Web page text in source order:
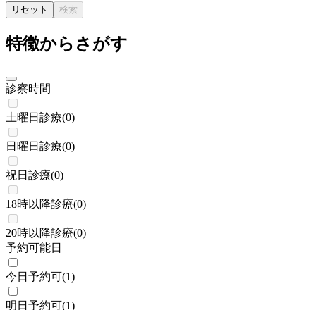
リセット 検索
特徴からさがす
診察時間
土曜日診療(0)
日曜日診療(0)
祝日診療(0)
18時以降診療(0)
20時以降診療(0)
予約可能日
今日予約可(1)
明日予約可(1)